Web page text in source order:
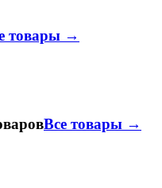
товары →
Все товары →